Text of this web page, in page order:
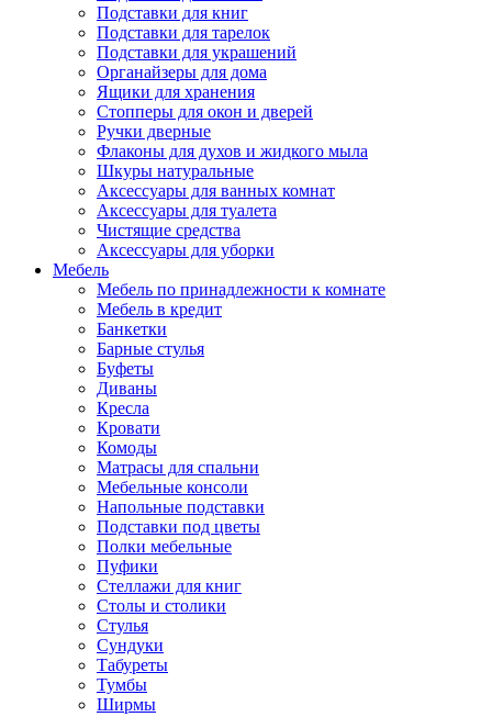
Подставки для книг
Подставки для тарелок
Подставки для украшений
Органайзеры для дома
Ящики для хранения
Стопперы для окон и дверей
Ручки дверные
Флаконы для духов и жидкого мыла
Шкуры натуральные
Аксессуары для ванных комнат
Аксессуары для туалета
Чистящие средства
Аксессуары для уборки
Мебель
Мебель по принадлежности к комнате
Мебель в кредит
Банкетки
Барные стулья
Буфеты
Диваны
Кресла
Кровати
Комоды
Матрасы для спальни
Мебельные консоли
Напольные подставки
Подставки под цветы
Полки мебельные
Пуфики
Стеллажи для книг
Столы и столики
Стулья
Сундуки
Табуреты
Тумбы
Ширмы